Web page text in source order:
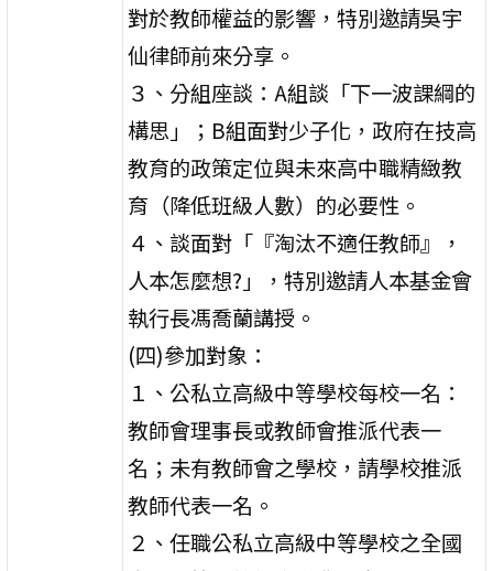
對於教師權益的影響，特別邀請吳宇
仙律師前來分享。
３、分組座談：A組談「下一波課綱的
構思」；B組面對少子化，政府在技高
教育的政策定位與未來高中職精緻教
育（降低班級人數）的必要性。
４、談面對「『淘汰不適任教師』，
人本怎麼想?」，特別邀請人本基金會
執行長馮喬蘭講授。
(四)參加對象：
１、公私立高級中等學校每校一名：
教師會理事長或教師會推派代表一
名；未有教師會之學校，請學校推派
教師代表一名。
２、任職公私立高級中等學校之全國